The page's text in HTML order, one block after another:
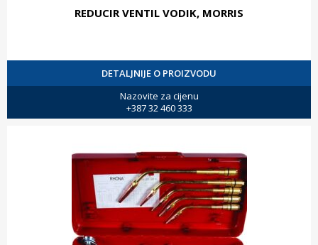
REDUCIR VENTIL VODIK, MORRIS
DETALJNIJE O PROIZVODU
Nazovite za cijenu
+387 32 460 333